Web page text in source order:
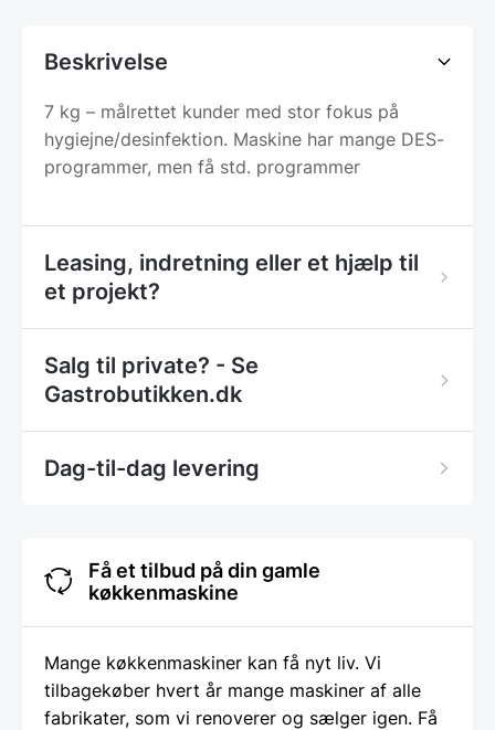
Beskrivelse
7 kg – målrettet kunder med stor fokus på
hygiejne/desinfektion. Maskine har mange DES-
programmer, men få std. programmer
Leasing, indretning eller et hjælp til
et projekt?
Salg til private? - Se
Gastrobutikken.dk
Dag-til-dag levering
Få et tilbud på din gamle
køkkenmaskine
Mange køkkenmaskiner kan få nyt liv. Vi
tilbagekøber hvert år mange maskiner af alle
fabrikater, som vi renoverer og sælger igen. Få